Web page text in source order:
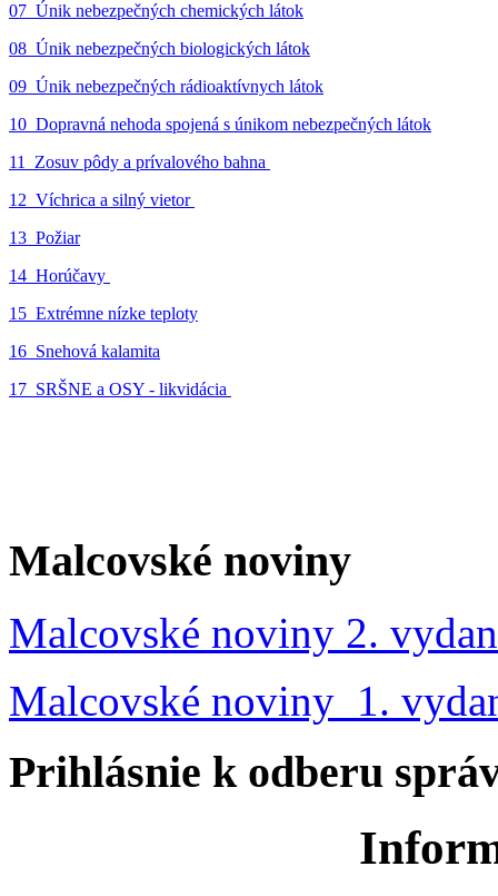
07_Únik nebezpečných chemických látok
08_Únik nebezpečných biologických látok
09_Únik nebezpečných rádioaktívnych látok
10_Dopravná nehoda spojená s únikom nebezpečných látok
11_Zosuv pôdy a prívalového bahna
12_Víchrica a silný vietor
13_Požiar
14_Horúčavy
15_Extrémne nízke teploty
16_Snehová kalamita
17_SRŠNE a OSY - likvidácia
Malcovské noviny
Malcovské noviny 2.
Malcovské noviny 1.
Prihlásnie k odberu